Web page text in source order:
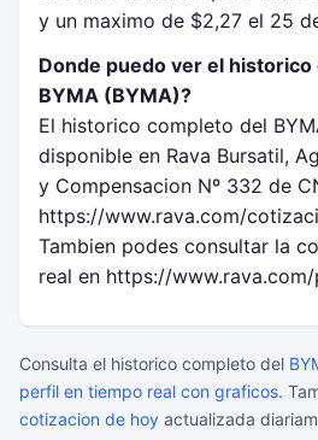
y un maximo de $2,27 el 25
Donde puedo ver el
BYMA (BYMA)?
El historico completo del
disponible en Rava Bursatil,
y Compensacion Nº 332 de
https://www.rava.com/
Tambien podes consultar la
real en https://
Consulta el historico completo del
perfil en tiempo real con graficos.
cotizacion de hoy actualizada